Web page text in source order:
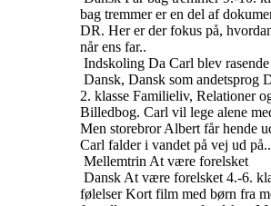
bag tremmer er en del af
DR. Her er der fokus på,
når ens far..
Indskoling Da Carl blev rasende
Dansk, Dansk som andetsprog
2. klasse Familieliv, Relationer
Billedbog. Carl vil lege alene
Men storebror Albert får hende
Carl falder i vandet på vej ud på..
Mellemtrin At være forelsket
Dansk At være forelsket 4.-6.
følelser Kort film med børn fra